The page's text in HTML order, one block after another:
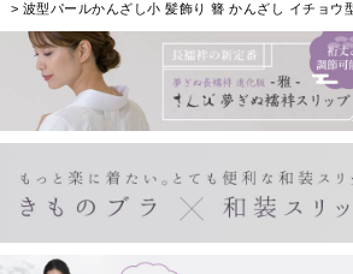
波型パールかんざし小 髪飾り 簪 かんざし イチョウ